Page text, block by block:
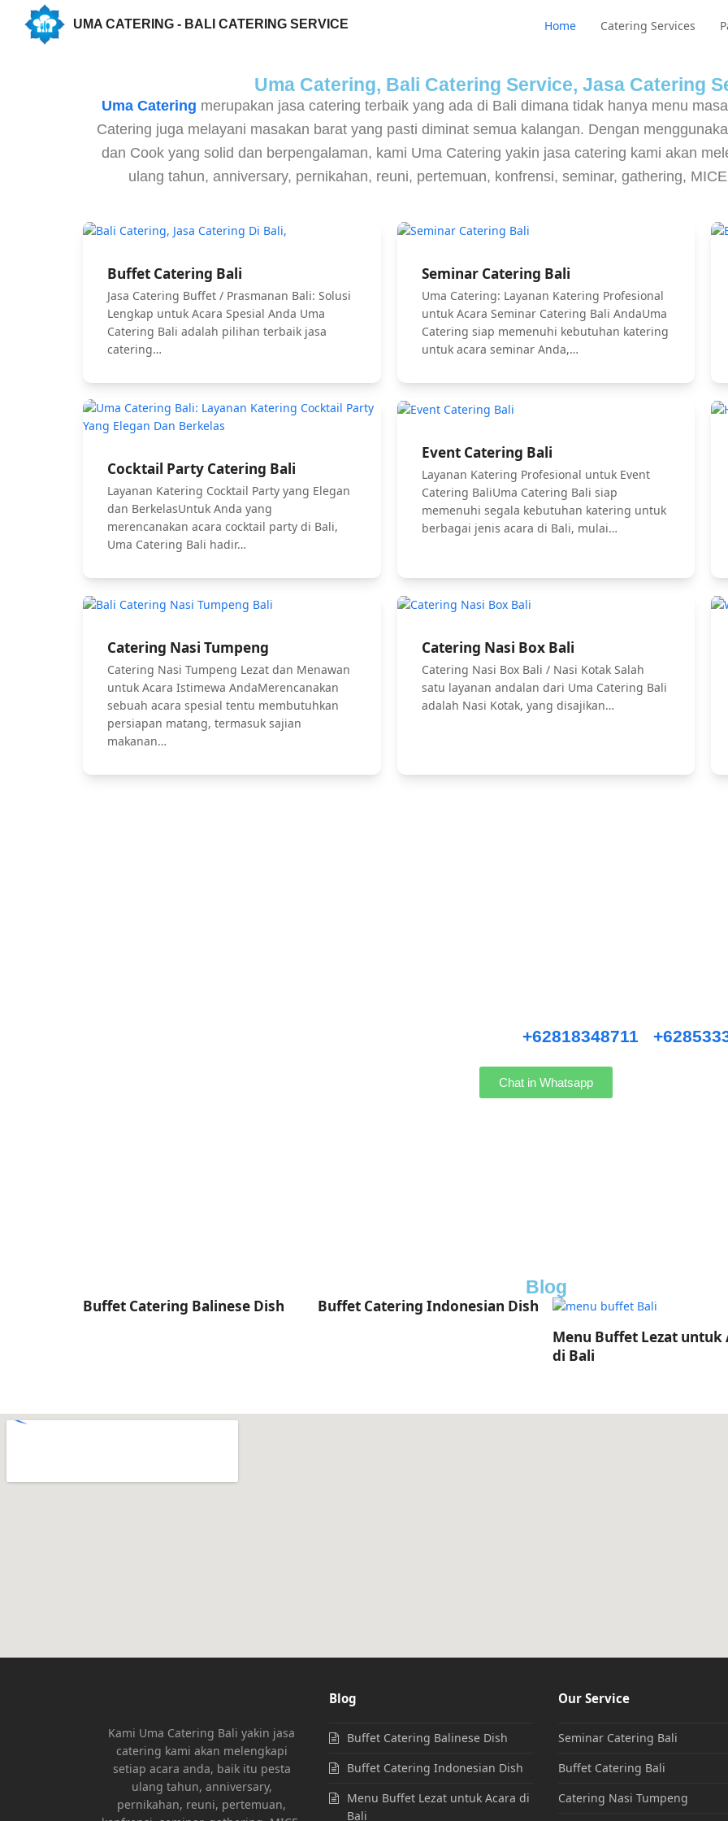
UMA CATERING - BALI CATERING SERVICE Home Catering Services
Uma Catering, Bali Catering Service, Jasa Catering
Uma Catering merupakan jasa catering terbaik yang ada di Bali dimana tidak hanya menu
Catering juga melayani masakan barat yang pasti diminat semua kalangan. Dengan
dan Cook yang solid dan berpengalaman, kami Uma Catering yakin jasa catering kami akan
ulang tahun, anniversary, pernikahan, reuni, pertemuan, konfrensi, seminar, gathering,
Buffet Catering Bali
Jasa Catering Buffet / Prasmanan Bali: Solusi
Lengkap untuk Acara Spesial Anda Uma
Catering Bali adalah pilihan terbaik jasa
catering…
Seminar Catering Bali
Uma Catering: Layanan Katering Profesional
untuk Acara Seminar Catering Bali AndaUma
Catering siap memenuhi kebutuhan katering
untuk acara seminar Anda,…
Cocktail Party Catering Bali
Layanan Katering Cocktail Party yang Elegan
dan BerkelasUntuk Anda yang
merencanakan acara cocktail party di Bali,
Uma Catering Bali hadir…
Event Catering Bali
Layanan Katering Profesional untuk Event
Catering BaliUma Catering Bali siap
memenuhi segala kebutuhan katering untuk
berbagai jenis acara di Bali, mulai…
Catering Nasi Tumpeng
Catering Nasi Tumpeng Lezat dan Menawan
untuk Acara Istimewa AndaMerencanakan
sebuah acara spesial tentu membutuhkan
persiapan matang, termasuk sajian
makanan…
Catering Nasi Box Bali
Catering Nasi Box Bali / Nasi Kotak Salah
satu layanan andalan dari Uma Catering Bali
adalah Nasi Kotak, yang disajikan…
+62818348711
Chat in Whatsapp
Blog
Buffet Catering Balinese Dish
Buffet Catering Indonesian Dish
Menu Buffet Lezat untuk
di Bali
Kami Uma Catering Bali yakin jasa
catering kami akan melengkapi
setiap acara anda, baik itu pesta
ulang tahun, anniversary,
pernikahan, reuni, pertemuan,
Blog
Buffet Catering Balinese Dish
Buffet Catering Indonesian Dish
Menu Buffet Lezat untuk Acara di
Bali
Our Service
Seminar Catering Bali
Buffet Catering Bali
Catering Nasi Tumpeng